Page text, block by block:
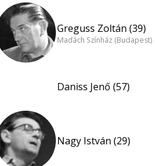
Greguss Zoltán (39)
Madách Színház (Budapest)
Daniss Jenő (57)
Nagy István (29)